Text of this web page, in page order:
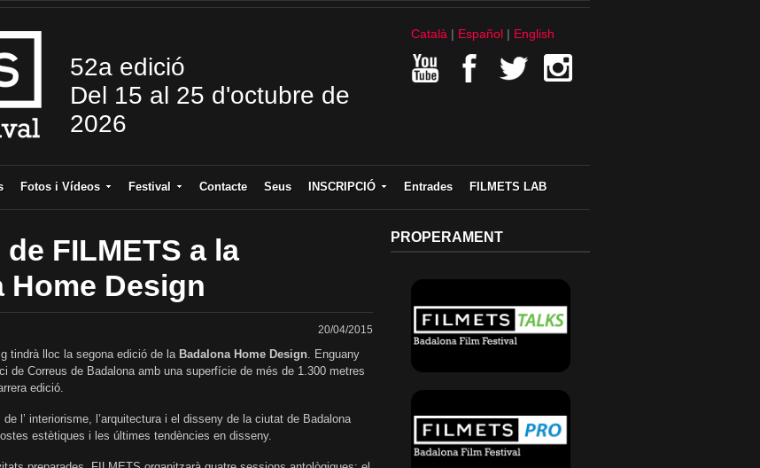
52a edició
Del 15 al 25 d'octubre de
2026
Català Español English
Fotos i Vídeos Festival Contacte Seus INSCRIPCIÓ Entrades FILMETS LAB
FILMETS a la
Home Design
20/04/2015
tindrà lloc la segona edició de la Badalona Home Design. Enguany
de Correus de Badalona amb una superfície de més de 1.300 metres
edició.
l’ interiorisme, l’arquitectura i el disseny de la ciutat de Badalona
estètiques i les últimes tendències en disseny.
PROPERAMENT